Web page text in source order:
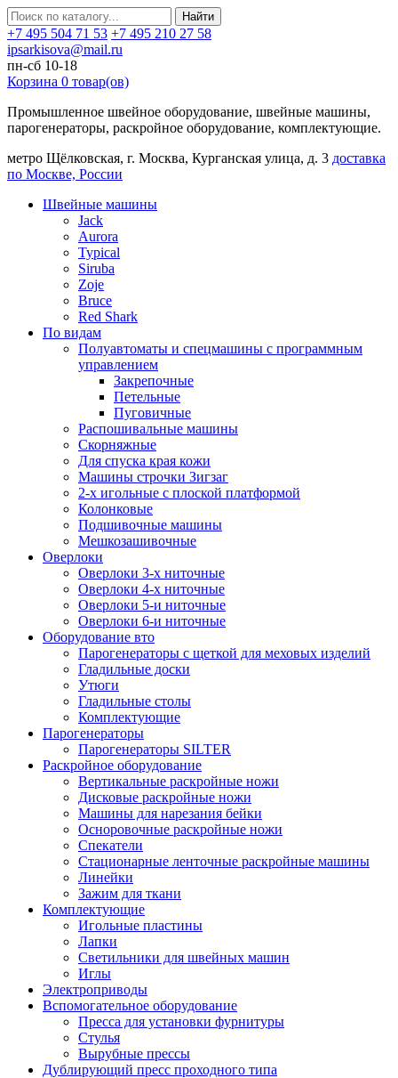
Найти
+7 495 504 71 53 +7 495 210 27 58
ipsarkisova@mail.ru
пн-сб 10-18
Корзина 0 товар(ов)
Промышленное швейное оборудование, швейные машины,
парогенераторы, раскройное оборудование, комплектующие.
метро Щёлковская, г. Москва, Курганская улица, д. 3 доставка
по Москве, России
Швейные машины
Jack
Aurora
Typical
Siruba
Zoje
Bruce
Red Shark
По видам
Полуавтоматы и спецмашины с программным
управлением
Закрепочные
Петельные
Пуговичные
Распошивальные машины
Скорняжные
Для спуска края кожи
Машины строчки Зигзаг
2-х игольные с плоской платформой
Колонковые
Подшивочные машины
Мешкозашивочные
Оверлоки
Оверлоки 3-х ниточные
Оверлоки 4-х ниточные
Оверлоки 5-и ниточные
Оверлоки 6-и ниточные
Оборудование вто
Парогенераторы с щеткой для меховых изделий
Гладильные доски
Утюги
Гладильные столы
Комплектующие
Парогенераторы
Парогенераторы SILTER
Раскройное оборудование
Вертикальные раскройные ножи
Дисковые раскройные ножи
Машины для нарезания бейки
Осноровочные раскройные ножи
Спекатели
Стационарные ленточные раскройные машины
Линейки
Зажим для ткани
Комплектующие
Игольные пластины
Лапки
Светильники для швейных машин
Иглы
Электроприводы
Вспомогательное оборудование
Пресса для установки фурнитуры
Стулья
Вырубные прессы
Дублирующий пресс проходного типа